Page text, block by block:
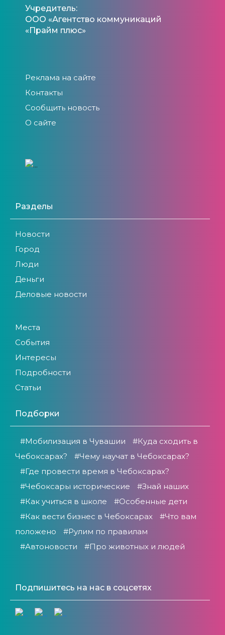
Учредитель:
ООО «Агентство коммуникаций
«Прайм плюс»
Реклама на сайте
Контакты
Сообщить новость
О сайте
Разделы
Новости
Город
Люди
Деньги
Деловые новости
Места
События
Интересы
Подробности
Статьи
Подборки
#Мобилизация в Чувашии
#Куда сходить в
Чебоксарах?
#Чему научат в Чебоксарах?
#Где провести время в Чебоксарах?
#Чебоксары исторические
#Знай наших
#Как учиться в школе
#Особенные дети
#Как вести бизнес в Чебоксарах
#Что вам
положено
#Рулим по правилам
#Автоновости
#Про животных и людей
Подпишитесь на нас в соцсетях